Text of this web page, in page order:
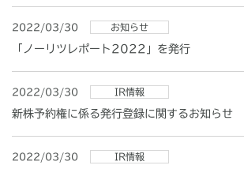
2022/03/30 お知らせ
「ノーリツレポート2022」を発行
2022/03/30 IR情報
新株予約権に係る発行登録に関するお知らせ
2022/03/30 IR情報